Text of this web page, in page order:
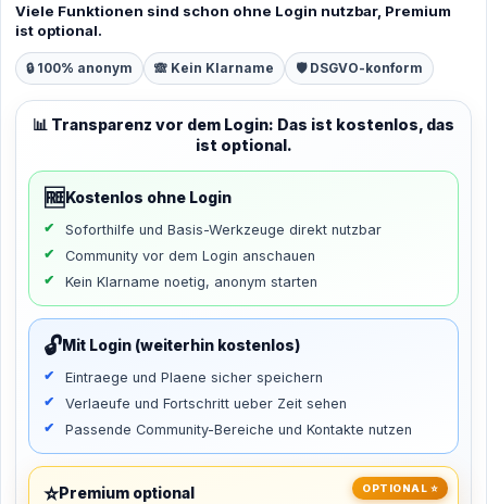
Viele Funktionen sind schon ohne Login nutzbar, Premium
ist optional.
🔒 100% anonym 🙈 Kein Klarname 🛡️ DSGVO-konform
📊 Transparenz vor dem Login: Das ist kostenlos, das
ist optional.
🆓 Kostenlos ohne Login
Soforthilfe und Basis-Werkzeuge direkt nutzbar
Community vor dem Login anschauen
Kein Klarname noetig, anonym starten
🔓Mit Login (weiterhin kostenlos)
Eintraege und Plaene sicher speichern
Verlaeufe und Fortschritt ueber Zeit sehen
Passende Community-Bereiche und Kontakte nutzen
OPTIONAL ⭐
⭐Premium optional